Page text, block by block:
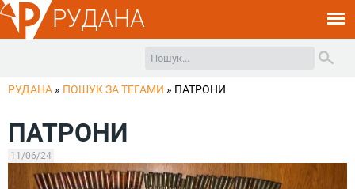
РУДАНА
РУДАНА » ПОШУК ЗА ТЕГАМИ » ПАТРОНИ
ПАТРОНИ
11/06/24